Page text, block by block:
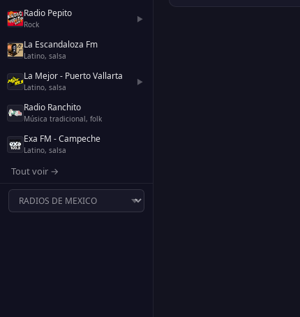
Radio Pepito
Rock
▶
La Escandaloza Fm
Latino, salsa
La Mejor - Puerto Vallarta
Latino, salsa
▶
Radio Ranchito
Música tradicional, folk
Exa FM - Campeche
Latino, salsa
Tout voir →